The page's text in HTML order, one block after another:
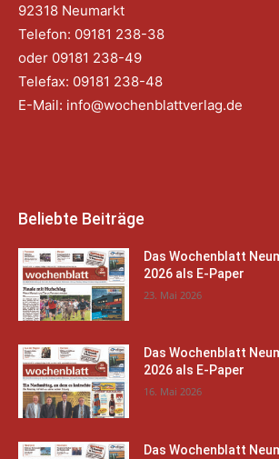
92318 Neumarkt
Telefon: 09181 238-38
oder 09181 238-49
Telefax: 09181 238-48
E-Mail: info@wochenblattverlag.de
Beliebte Beiträge
Das Wochenblatt
2026 als E-Paper
23. Mai 2026
Das Wochenblatt
2026 als E-Paper
16. Mai 2026
Das Wochenblatt